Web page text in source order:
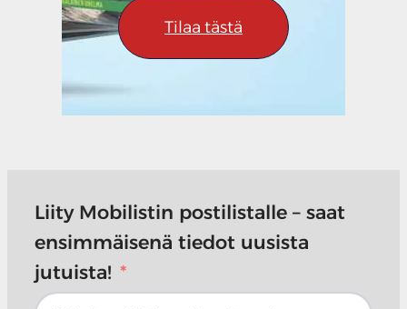
Tilaa tästä
Liity Mobilistin postilistalle – saat
ensimmäisenä tiedot uusista
jutuista!